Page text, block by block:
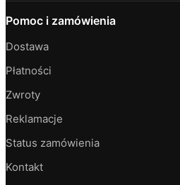
Pomoc i zamówienia
Dostawa
Płatności
Zwroty
Reklamacje
Status zamówienia
Kontakt